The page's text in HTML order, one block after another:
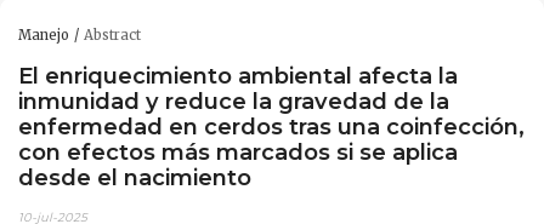
Manejo Abstract
El enriquecimiento ambiental afecta la
inmunidad y reduce la gravedad de la
enfermedad en cerdos tras una coinfección,
con efectos más marcados si se aplica
desde el nacimiento
10-jul-2025